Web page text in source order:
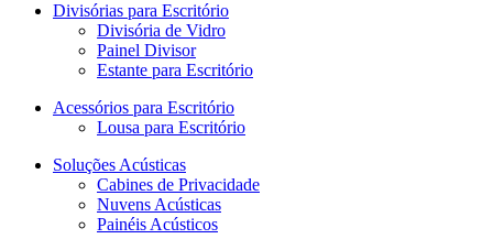
Divisórias para Escritório
Divisória de Vidro
Painel Divisor
Estante para Escritório
Acessórios para Escritório
Lousa para Escritório
Soluções Acústicas
Cabines de Privacidade
Nuvens Acústicas
Painéis Acústicos